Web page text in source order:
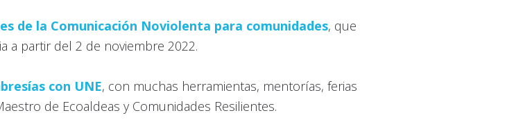
de la Comunicación Noviolenta para comunidades, que
a partir del 2 de noviembre 2022.
con UNE, con muchas herramientas, mentorías, ferias
de Ecoaldeas y Comunidades Resilientes.